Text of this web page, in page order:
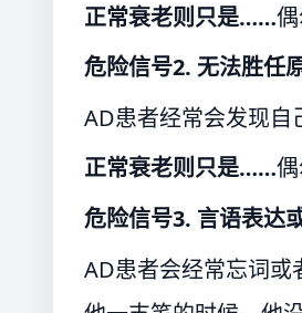
正常衰老则只是……
危险信号2. 无法胜任
AD患者经常会发现自
正常衰老则只是……
危险信号3. 言语表达
AD患者会经常忘词或